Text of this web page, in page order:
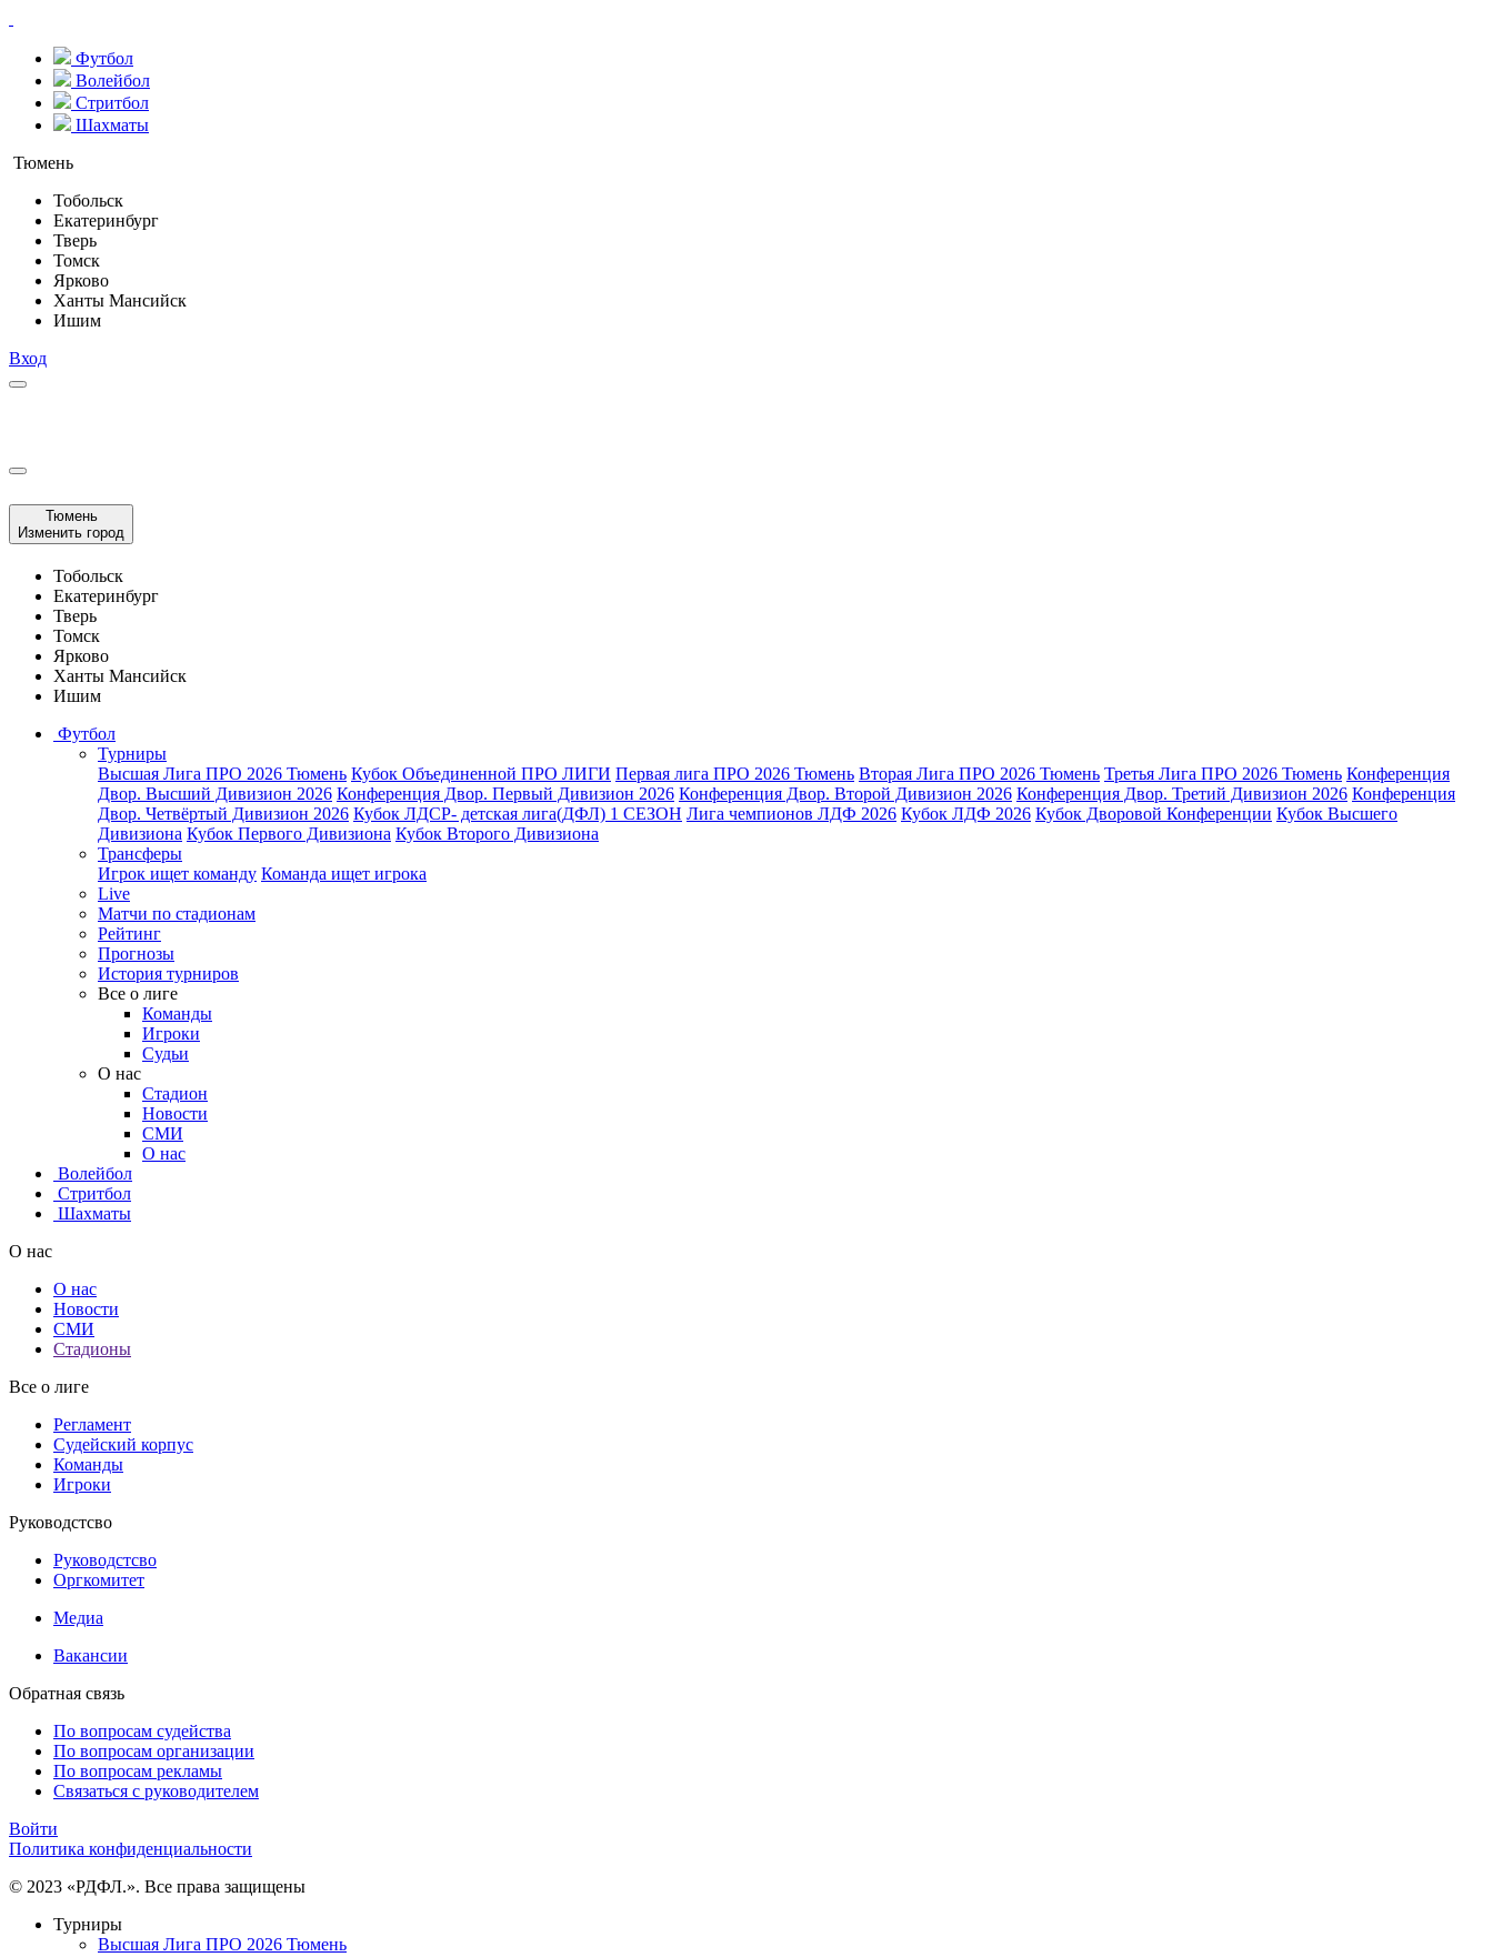
Футбол
Волейбол
Стритбол
Шахматы
Тюмень
Тобольск
Екатеринбург
Тверь
Томск
Ярково
Ханты Мансийск
Ишим
Вход
Тюмень
Изменить город
Тобольск
Екатеринбург
Тверь
Томск
Ярково
Ханты Мансийск
Ишим
Футбол
Турниры
Высшая Лига ПРО 2026 Тюмень Кубок Объединенной ПРО ЛИГИ Первая лига ПРО 2026 Тюмень Вторая Лига ПРО 2026 Тюмень Третья Лига ПРО 2026 Тюмень Конференция
Двор. Высший Дивизион 2026 Конференция Двор. Первый Дивизион 2026 Конференция Двор. Второй Дивизион 2026 Конференция Двор. Третий Дивизион 2026 Конференция
Двор. Четвёртый Дивизион 2026 Кубок ЛДСР- детская лига(ДФЛ) 1 СЕЗОН Лига чемпионов ЛДФ 2026 Кубок ЛДФ 2026 Кубок Дворовой Конференции Кубок Высшего
Дивизиона Кубок Первого Дивизиона Кубок Второго Дивизиона
Трансферы
Игрок ищет команду Команда ищет игрока
Live
Матчи по стадионам
Рейтинг
Прогнозы
История турниров
Все о лиге
Команды
Игроки
Судьи
О нас
Стадион
Новости
СМИ
О нас
Волейбол
Стритбол
Шахматы
О нас
О нас
Новости
СМИ
Стадионы
Все о лиге
Регламент
Судейский корпус
Команды
Игроки
Руководстсво
Руководстсво
Оргкомитет
Медиа
Вакансии
Обратная связь
По вопросам судейства
По вопросам организации
По вопросам рекламы
Связаться с руководителем
Войти
Политика конфиденциальности
© 2023 «РДФЛ.». Все права защищены
Турниры
Высшая Лига ПРО 2026 Тюмень